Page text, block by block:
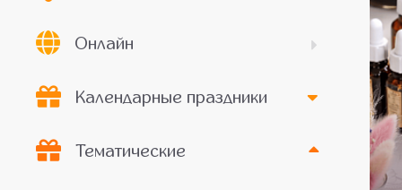
Онлайн
Календарные праздники
Тематические